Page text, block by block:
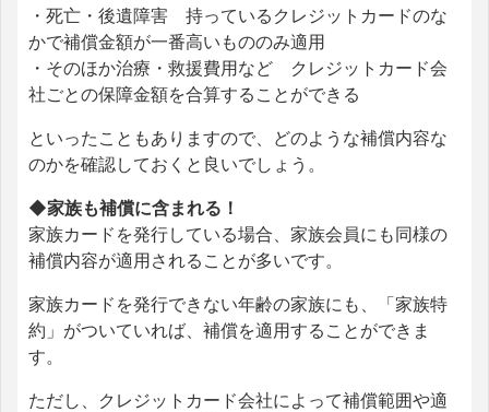
・死亡・後遺障害 持っているクレジットカードのな
かで補償金額が一番高いもののみ適用
・そのほか治療・救援費用など クレジットカード会
社ごとの保障金額を合算することができる
といったこともありますので、どのような補償内容な
のかを確認しておくと良いでしょう。
◆家族も補償に含まれる！
家族カードを発行している場合、家族会員にも同様の
補償内容が適用されることが多いです。
家族カードを発行できない年齢の家族にも、「家族特
約」がついていれば、補償を適用することができま
す。
ただし、クレジットカード会社によって補償範囲や適